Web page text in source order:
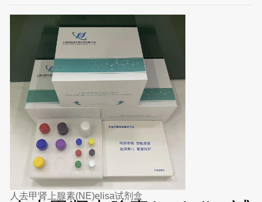
人去甲肾上腺素(NE)elisa试剂盒